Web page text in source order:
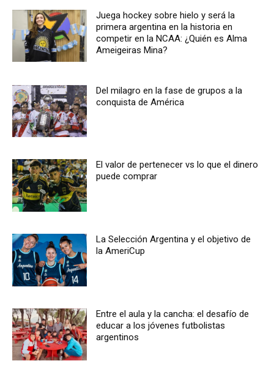
Juega hockey sobre hielo y será la
primera argentina en la historia en
competir en la NCAA: ¿Quién es Alma
Ameigeiras Mina?
Del milagro en la fase de grupos a la
conquista de América
El valor de pertenecer vs lo que el dinero
puede comprar
La Selección Argentina y el objetivo de
la AmeriCup
Entre el aula y la cancha: el desafío de
educar a los jóvenes futbolistas
argentinos